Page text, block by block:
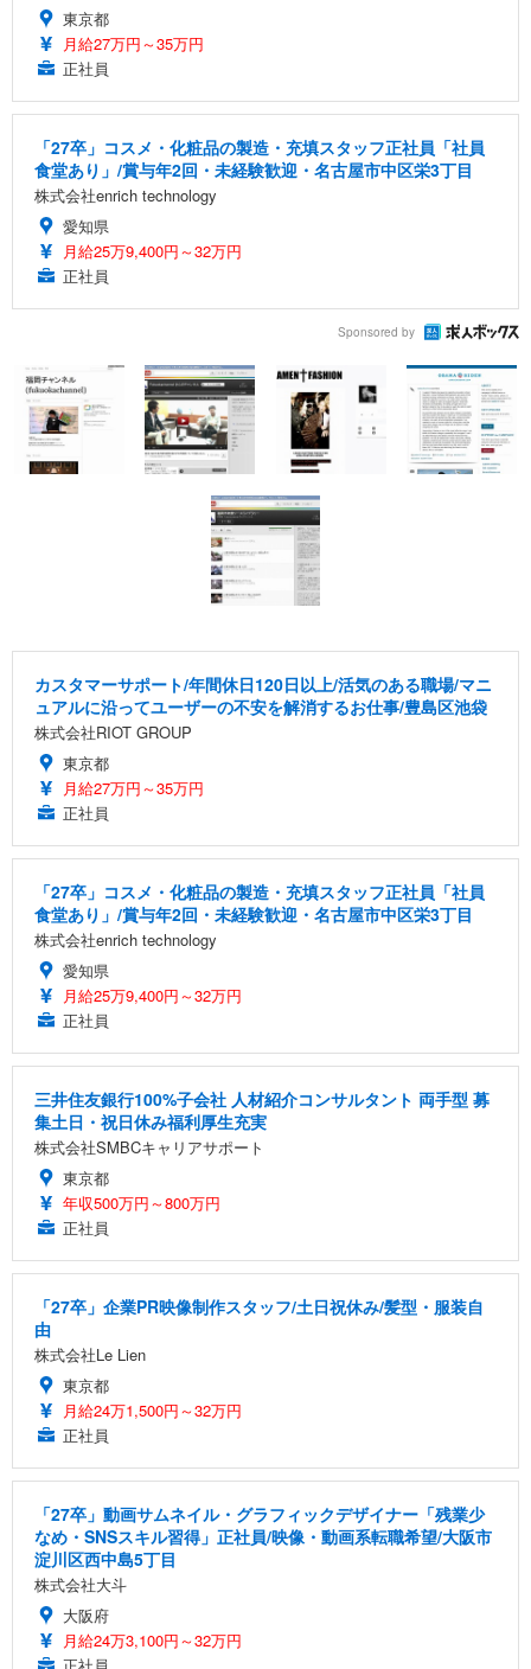
東京都
月給27万円～35万円
正社員
「27卒」コスメ・化粧品の製造・充填スタッフ正社員「社員
食堂あり」/賞与年2回・未経験歓迎・名古屋市中区栄3丁目
株式会社enrich technology
愛知県
月給25万9,400円～32万円
正社員
Sponsored by
カスタマーサポート/年間休日120日以上/活気のある職場/マニ
ュアルに沿ってユーザーの不安を解消するお仕事/豊島区池袋
株式会社RIOT GROUP
東京都
月給27万円～35万円
正社員
「27卒」コスメ・化粧品の製造・充填スタッフ正社員「社員
食堂あり」/賞与年2回・未経験歓迎・名古屋市中区栄3丁目
株式会社enrich technology
愛知県
月給25万9,400円～32万円
正社員
三井住友銀行100%子会社 人材紹介コンサルタント 両手型 募
集土日・祝日休み福利厚生充実
株式会社SMBCキャリアサポート
東京都
年収500万円～800万円
正社員
「27卒」企業PR映像制作スタッフ/土日祝休み/髪型・服装自
由
株式会社Le Lien
東京都
月給24万1,500円～32万円
正社員
「27卒」動画サムネイル・グラフィックデザイナー「残業少
なめ・SNSスキル習得」正社員/映像・動画系転職希望/大阪市
淀川区西中島5丁目
株式会社大斗
大阪府
月給24万3,100円～32万円
正社員